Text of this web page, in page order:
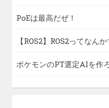
PoEは最高だぜ！
【ROS2】ROS2ってなん
ポケモンのPT選定AIを作